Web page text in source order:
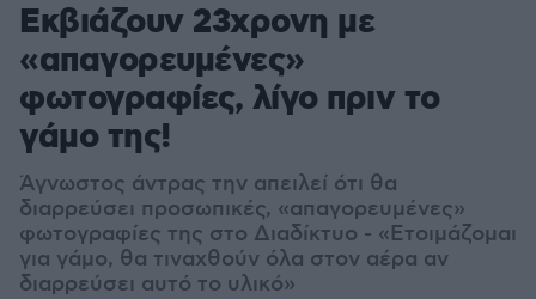
1
2
Εκβιάζουν 23χρονη με
«απαγορευμένες»
φωτογραφίες, λίγο πριν το
γάμο της!
Άγνωστος άντρας την απειλεί ότι θα
διαρρεύσει προσωπικές, «απαγορευμένες»
φωτογραφίες της στο Διαδίκτυο - «Ετοιμάζομαι
για γάμο, θα τιναχθούν όλα στον αέρα αν
διαρρεύσει αυτό το υλικό»